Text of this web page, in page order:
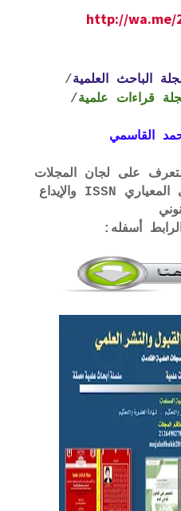
http://wa.me/
الباحث العلمية/
جلة قراءات علمية/
القاسمي
على لجان المجلات
واعتماداتها والرقم الدولي المعياري ISSN والإيداع